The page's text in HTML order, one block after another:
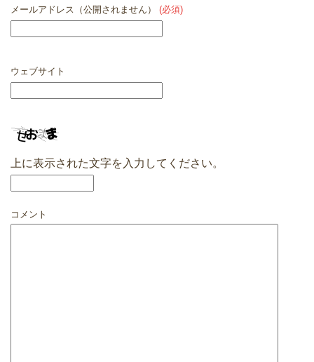
メールアドレス（公開されません） (必須)
ウェブサイト
上に表示された文字を入力してください。
コメント